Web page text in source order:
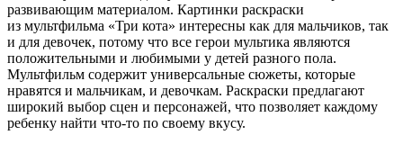
развивающим материалом. Картинки раскраски
из мультфильма «Три кота» интересны как для мальчиков, так
и для девочек, потому что все герои мультика являются
положительными и любимыми у детей разного пола.
Мультфильм содержит универсальные сюжеты, которые
нравятся и мальчикам, и девочкам. Раскраски предлагают
широкий выбор сцен и персонажей, что позволяет каждому
ребенку найти что-то по своему вкусу.